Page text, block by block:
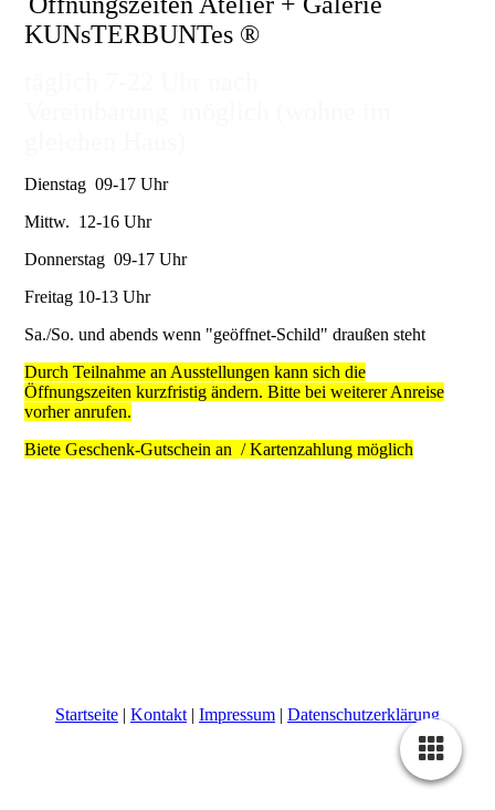
KUNsTERBUNTes ®
Dienstag 09-17 Uhr
Mittw. 12-16 Uhr
Donnerstag 09-17 Uhr
Freitag 10-13 Uhr
Sa./So. und abends wenn "geöffnet-Schild" draußen steht
Durch Teilnahme an Ausstellungen kann sich die
Öffnungszeiten kurzfristig ändern. Bitte bei weiterer Anreise
vorher anrufen.
Biete Geschenk-Gutschein an / Kartenzahlung möglich
Startseite| Kontakt| Impressum| Datenschutzerklärung